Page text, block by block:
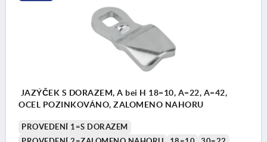
JAZÝČEK S DORAZEM, A bei H 18=10, A=22, A=42,
OCEL POZINKOVÁNO, ZALOMENO NAHORU
PROVEDENÍ 1=S DORAZEM